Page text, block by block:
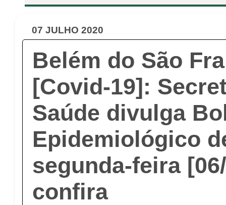
07 JULHO 2020
Belém do São
[Covid-19]:
Saúde divulga
Epidemiológico
segunda-feira
confira